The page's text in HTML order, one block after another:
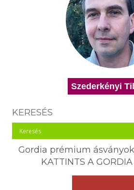
Szederkényi
KERESÉS
Gordia prémium
KATTINTS A